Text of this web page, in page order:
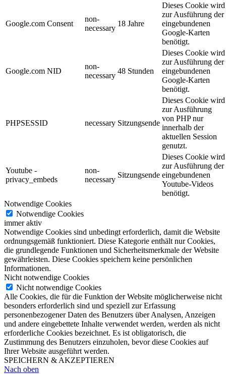
Google.com Consent
non-
necessary
18 Jahre
Dieses Cookie wird
zur Ausführung der
eingebundenen
Google-Karten
benötigt.
Google.com NID
non-
necessary
48 Stunden
Dieses Cookie wird
zur Ausführung der
eingebundenen
Google-Karten
benötigt.
PHPSESSID necessary Sitzungsende
Dieses Cookie wird
zur Ausführung
von PHP nur
innerhalb der
aktuellen Session
genutzt.
Youtube -
privacy_embeds
non-
necessary
Sitzungsende
Dieses Cookie wird
zur Ausführung der
eingebundenen
Youtube-Videos
benötigt.
Notwendige Cookies
Notwendige Cookies
immer aktiv
Notwendige Cookies sind unbedingt erforderlich, damit die Website
ordnungsgemäß funktioniert. Diese Kategorie enthält nur Cookies,
die grundlegende Funktionen und Sicherheitsmerkmale der Website
gewährleisten. Diese Cookies speichern keine persönlichen
Informationen.
Nicht notwendige Cookies
Nicht notwendige Cookies
Alle Cookies, die für die Funktion der Website möglicherweise nicht
besonders erforderlich sind und speziell zur Erfassung
personenbezogener Daten des Benutzers über Analysen, Anzeigen
und andere eingebettete Inhalte verwendet werden, werden als nicht
erforderliche Cookies bezeichnet. Es ist obligatorisch, die
Zustimmung des Benutzers einzuholen, bevor diese Cookies auf
Ihrer Website ausgeführt werden.
SPEICHERN & AKZEPTIEREN
Nach oben